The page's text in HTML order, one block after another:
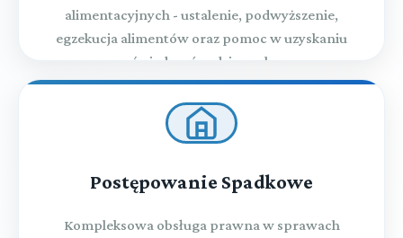
alimentacyjnych - ustalenie, podwyższenie,
egzekucja alimentów oraz pomoc w uzyskaniu
świadczeń rodzinnych
Postępowanie Spadkowe
Kompleksowa obsługa prawna w sprawach